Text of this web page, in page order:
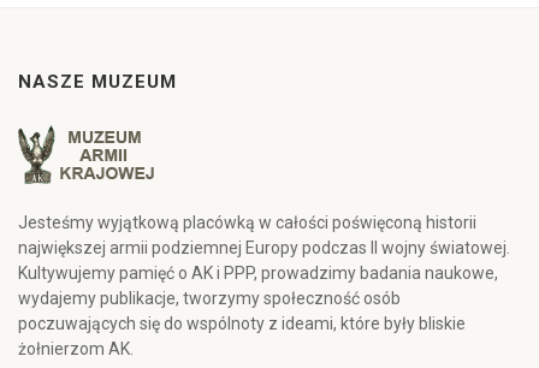
NASZE MUZEUM
Jesteśmy wyjątkową placówką w całości poświęconą historii
największej armii podziemnej Europy podczas II wojny światowej.
Kultywujemy pamięć o AK i PPP, prowadzimy badania naukowe,
wydajemy publikacje, tworzymy społeczność osób
poczuwających się do wspólnoty z ideami, które były bliskie
żołnierzom AK.